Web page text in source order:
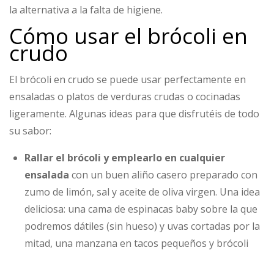
la alternativa a la falta de higiene.
Cómo usar el brócoli en
crudo
El brócoli en crudo se puede usar perfectamente en
ensaladas o platos de verduras crudas o cocinadas
ligeramente. Algunas ideas para que disfrutéis de todo
su sabor:
Rallar el brócoli y emplearlo en cualquier
ensalada con un buen aliño casero preparado con
zumo de limón, sal y aceite de oliva virgen. Una idea
deliciosa: una cama de espinacas baby sobre la que
podremos dátiles (sin hueso) y uvas cortadas por la
mitad, una manzana en tacos pequeños y brócoli